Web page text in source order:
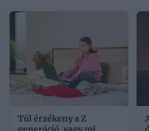
Túl érzékeny a Z